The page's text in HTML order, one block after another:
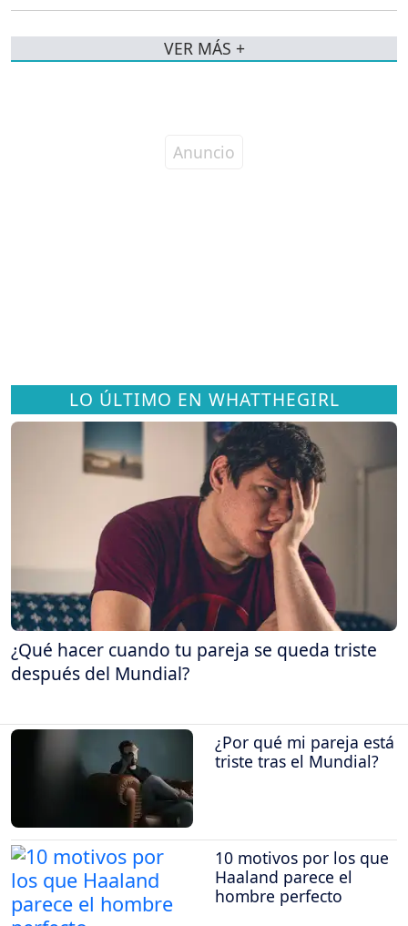
LO ÚLTIMO EN WHATTHEGIRL
¿Qué hacer cuando tu pareja se queda triste
después del Mundial?
¿Por qué mi pareja está
triste tras el Mundial?
10 motivos por los que
Haaland parece el
hombre perfecto
VER MÁS +